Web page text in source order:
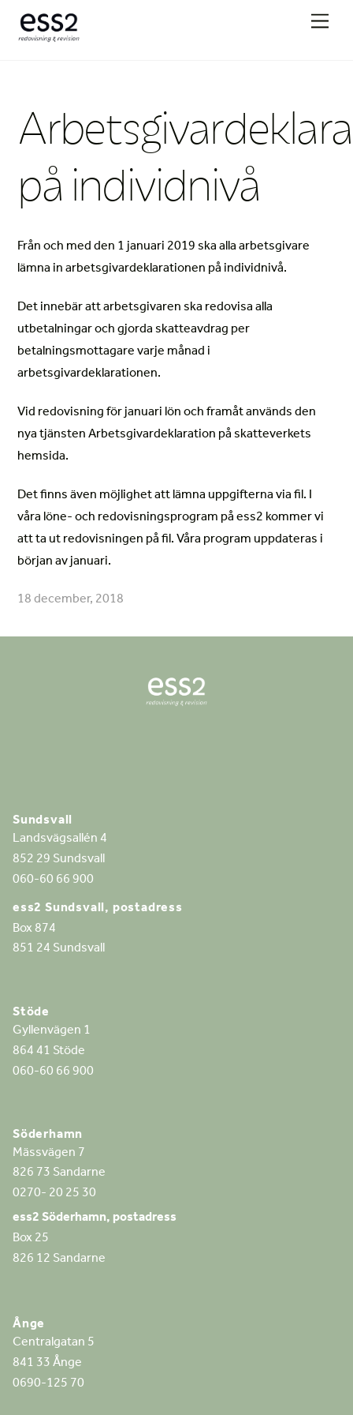
på individnivå
Från och med den 1 januari 2019 ska alla arbetsgivare
lämna in arbetsgivardeklarationen på individnivå.
Det innebär att arbetsgivaren ska redovisa alla
utbetalningar och gjorda skatteavdrag per
betalningsmottagare varje månad i
arbetsgivardeklarationen.
Vid redovisning för januari lön och framåt används den
nya tjänsten Arbetsgivardeklaration på skatteverkets
hemsida.
Det finns även möjlighet att lämna uppgifterna via fil. I
våra löne- och redovisningsprogram på ess2 kommer vi
att ta ut redovisningen på fil. Våra program uppdateras i
början av januari.
18 december, 2018
Sundsvall
Landsvägsallén 4
852 29 Sundsvall
060-60 66 900
ess2 Sundsvall, postadress
Box 874
851 24 Sundsvall
Stöde
Gyllenvägen 1
864 41 Stöde
060-60 66 900
Söderhamn
Mässvägen 7
826 73 Sandarne
0270- 20 25 30
ess2 Söderhamn, postadress
Box 25
826 12 Sandarne
Ånge
Centralgatan 5
841 33 Ånge
0690-125 70